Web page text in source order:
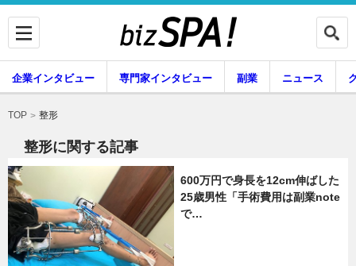
企業インタビュー 専門家インタビュー
副業
企業インタビュー 専門家インタビュー 副業 ニュース
暮らし
TOP 整形
整形に関する記事
600万円で身長を12cm伸ばした
25歳男性「手術費用は副業note
で…